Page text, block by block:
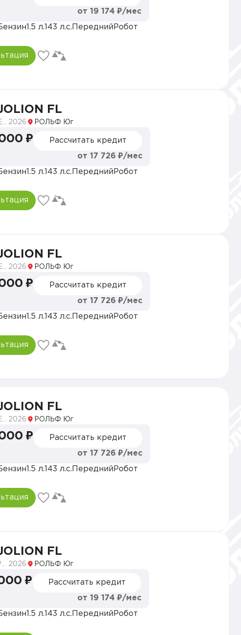
от 19 174 ₽/мес
1.5 л. 143 л.с. Передний Робот
FL
2026 РОЛЬФ Юг
₽ Рассчитать кредит
от 17 726 ₽/мес
1.5 л. 143 л.с. Передний Робот
FL
2026 РОЛЬФ Юг
₽ Рассчитать кредит
от 17 726 ₽/мес
1.5 л. 143 л.с. Передний Робот
FL
2026 РОЛЬФ Юг
₽ Рассчитать кредит
от 17 726 ₽/мес
1.5 л. 143 л.с. Передний Робот
FL
2026 РОЛЬФ Юг
₽ Рассчитать кредит
от 19 174 ₽/мес
1.5 л. 143 л.с. Передний Робот